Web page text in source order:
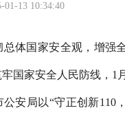
01-13 10:34:40
国家安全观，增强
国家安全人民防线，1
安局以“守正创新110